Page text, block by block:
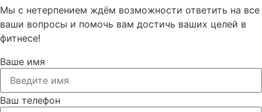
Мы с нетерпением ждём возможности ответить на все
ваши вопросы и помочь вам достичь ваших целей в
фитнесе!
Ваше имя
Ваш телефон